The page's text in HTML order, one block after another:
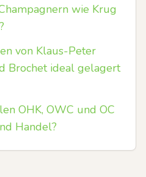
wie Krug
von Klaus-Peter
Brochet ideal gelagert
OHK, OWC und OC
Handel?